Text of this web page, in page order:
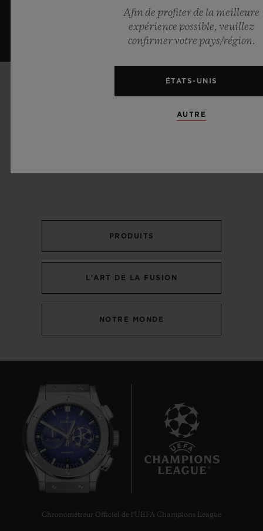
PRODUITS
L'ART DE LA FUSION
NOTRE MONDE
Chronométreur Officiel de l'UEFA Champions League
Afin de profiter de la meilleure
expérience possible, veuillez
confirmer votre pays/région.
ÉTATS-UNIS
AUTRE